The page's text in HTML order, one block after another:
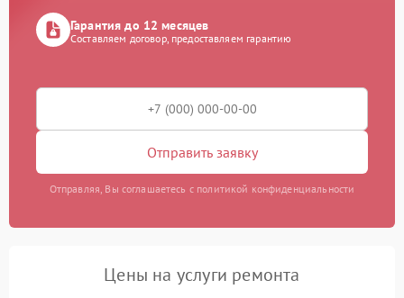
Гарантия до 12 месяцев
Составляем договор, предоставляем гарантию
Отправить заявку
Отправляя, Вы соглашаетесь с политикой конфиденциальности
Цены на услуги ремонта